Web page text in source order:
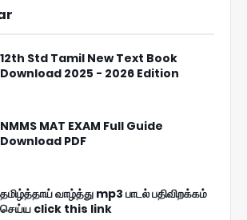
12th Std Tamil New Text Book
Download 2025 - 2026 Edition
NMMS MAT EXAM Full Guide
Download PDF
தமிழ்த்தாய் வாழ்த்து mp3 பாடல் பதிவிறக்கம்
செய்ய click this link